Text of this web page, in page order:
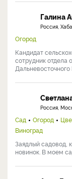
Галина
Россия,
Огород
Кандидат
сотрудник отдела
Дальневосточного
Россия,
Сад Огород
Виноград
Заядлый садовод,
новинок. В моем